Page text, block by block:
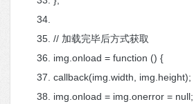
// 加载完毕后方式获取
img.onload = function () {
callback(img.width, img.height);
img.onload = img.onerror = null;